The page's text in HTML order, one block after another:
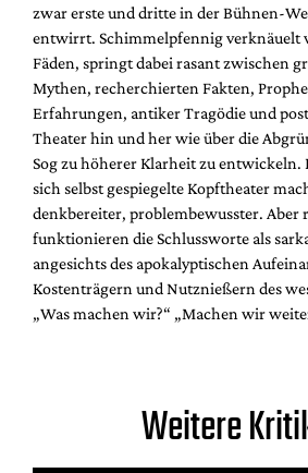
zwar erste und dritte in der Bühnen-
entwirrt. Schimmelpfennig verknäuelt
Fäden, springt dabei rasant zwischen
Mythen, recherchierten Fakten,
Erfahrungen, antiker Tragödie und
Theater hin und her wie über die
Sog zu höherer Klarheit zu entwickeln.
sich selbst gespiegelte Kopftheater
denkbereiter, problembewusster. Aber
funktionieren die Schlussworte als
angesichts des apokalyptischen
Kostenträgern und Nutznießern des
„Was machen wir?“ „Machen wir
Weitere